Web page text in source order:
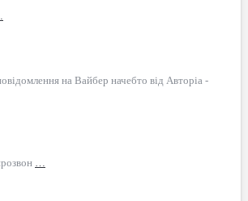
на Вайбер начебто від Авторіа -
…